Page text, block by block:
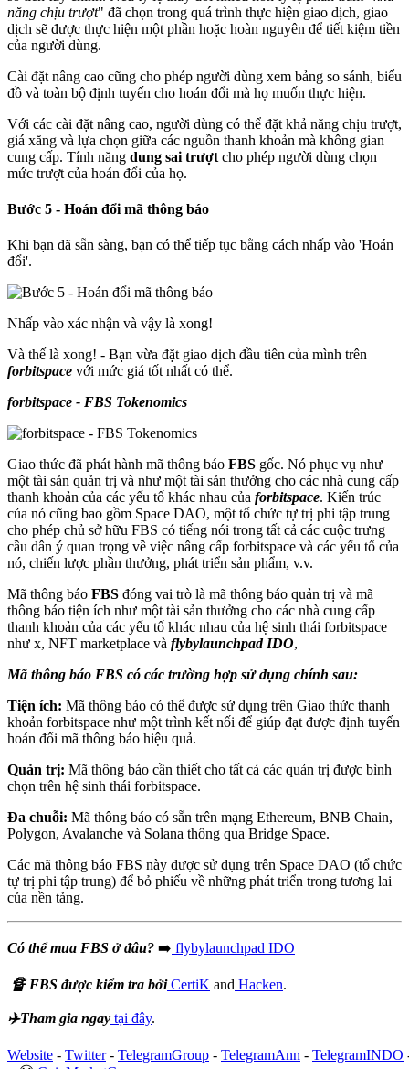
năng chịu trượt" đã chọn trong quá trình thực hiện giao dịch, giao
dịch sẽ được thực hiện một phần hoặc hoàn nguyên để tiết kiệm tiền
của người dùng.
Cài đặt nâng cao cũng cho phép người dùng xem bảng so sánh, biểu
đồ và toàn bộ định tuyến cho hoán đổi mà họ muốn thực hiện.
Với các cài đặt nâng cao, người dùng có thể đặt khả năng chịu trượt,
giá xăng và lựa chọn giữa các nguồn thanh khoản mà không gian
cung cấp. Tính năng dung sai trượt cho phép người dùng chọn
mức trượt của hoán đổi của họ.
Bước 5 - Hoán đổi mã thông báo
Khi bạn đã sẵn sàng, bạn có thể tiếp tục bằng cách nhấp vào 'Hoán
đổi'.
Nhấp vào xác nhận và vậy là xong!
Và thế là xong! - Bạn vừa đặt giao dịch đầu tiên của mình trên
forbitspace với mức giá tốt nhất có thể.
forbitspace - FBS Tokenomics
Giao thức đã phát hành mã thông báo FBS gốc. Nó phục vụ như
một tài sản quản trị và như một tài sản thưởng cho các nhà cung cấp
thanh khoản của các yếu tố khác nhau của forbitspace. Kiến trúc
của nó cũng bao gồm Space DAO, một tổ chức tự trị phi tập trung
cho phép chủ sở hữu FBS có tiếng nói trong tất cả các cuộc trưng
cầu dân ý quan trọng về việc nâng cấp forbitspace và các yếu tố của
nó, chiến lược phần thưởng, phát triển sản phẩm, v.v.
Mã thông báo FBS đóng vai trò là mã thông báo quản trị và mã
thông báo tiện ích như một tài sản thưởng cho các nhà cung cấp
thanh khoản của các yếu tố khác nhau của hệ sinh thái forbitspace
như x, NFT marketplace và flybylaunchpad IDO,
Mã thông báo FBS có các trường hợp sử dụng chính sau:
Tiện ích: Mã thông báo có thể được sử dụng trên Giao thức thanh
khoản forbitspace như một trình kết nối để giúp đạt được định tuyến
hoán đổi mã thông báo hiệu quả.
Quản trị: Mã thông báo cần thiết cho tất cả các quản trị được bình
chọn trên hệ sinh thái forbitspace.
Đa chuỗi: Mã thông báo có sẵn trên mạng Ethereum, BNB Chain,
Polygon, Avalanche và Solana thông qua Bridge Space.
Các mã thông báo FBS này được sử dụng trên Space DAO (tổ chức
tự trị phi tập trung) để bỏ phiếu về những phát triển trong tương lai
của nền tảng.
Có thể mua FBS ở đâu? ➡️ flybylaunchpad IDO
🔏 FBS được kiểm tra bởi CertiK and Hacken.
✈️Tham gia ngay tại đây.
Website - Twitter- TelegramGroup - TelegramAnn - TelegramINDO